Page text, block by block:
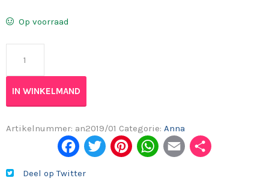
Op voorraad
IN WINKELMAND
Artikelnummer: an2019/01 Categorie: Anna
Fac
ebo
Twi
Pint
Wh
Em
Deel op Twitter